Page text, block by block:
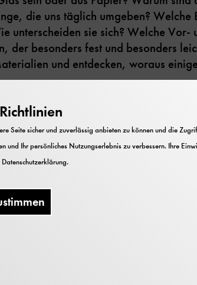
die uns täglich umgeben? Welche
unterscheiden sie sich? Welche
der besonders fest und besonders
und entdecken, woraus
wissen müssen.
Seite sicher und zuverlässig anbieten zu können und die
und Ihr persönliches Nutzungserlebnis zu verbessern. Ihre
Datenschutzerklärung.